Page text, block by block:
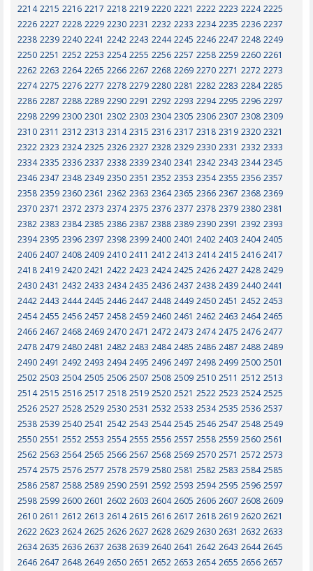
2214 2215 2216 2217 2218 2219 2220 2221 2222 2223 2224 2225
2226 2227 2228 2229 2230 2231 2232 2233 2234 2235 2236 2237
2238 2239 2240 2241 2242 2243 2244 2245 2246 2247 2248 2249
2250 2251 2252 2253 2254 2255 2256 2257 2258 2259 2260 2261
2262 2263 2264 2265 2266 2267 2268 2269 2270 2271 2272 2273
2274 2275 2276 2277 2278 2279 2280 2281 2282 2283 2284 2285
2286 2287 2288 2289 2290 2291 2292 2293 2294 2295 2296 2297
2298 2299 2300 2301 2302 2303 2304 2305 2306 2307 2308 2309
2310 2311 2312 2313 2314 2315 2316 2317 2318 2319 2320 2321
2322 2323 2324 2325 2326 2327 2328 2329 2330 2331 2332 2333
2334 2335 2336 2337 2338 2339 2340 2341 2342 2343 2344 2345
2346 2347 2348 2349 2350 2351 2352 2353 2354 2355 2356 2357
2358 2359 2360 2361 2362 2363 2364 2365 2366 2367 2368 2369
2370 2371 2372 2373 2374 2375 2376 2377 2378 2379 2380 2381
2382 2383 2384 2385 2386 2387 2388 2389 2390 2391 2392 2393
2394 2395 2396 2397 2398 2399 2400 2401 2402 2403 2404 2405
2406 2407 2408 2409 2410 2411 2412 2413 2414 2415 2416 2417
2418 2419 2420 2421 2422 2423 2424 2425 2426 2427 2428 2429
2430 2431 2432 2433 2434 2435 2436 2437 2438 2439 2440 2441
2442 2443 2444 2445 2446 2447 2448 2449 2450 2451 2452 2453
2454 2455 2456 2457 2458 2459 2460 2461 2462 2463 2464 2465
2466 2467 2468 2469 2470 2471 2472 2473 2474 2475 2476 2477
2478 2479 2480 2481 2482 2483 2484 2485 2486 2487 2488 2489
2490 2491 2492 2493 2494 2495 2496 2497 2498 2499 2500 2501
2502 2503 2504 2505 2506 2507 2508 2509 2510 2511 2512 2513
2514 2515 2516 2517 2518 2519 2520 2521 2522 2523 2524 2525
2526 2527 2528 2529 2530 2531 2532 2533 2534 2535 2536 2537
2538 2539 2540 2541 2542 2543 2544 2545 2546 2547 2548 2549
2550 2551 2552 2553 2554 2555 2556 2557 2558 2559 2560 2561
2562 2563 2564 2565 2566 2567 2568 2569 2570 2571 2572 2573
2574 2575 2576 2577 2578 2579 2580 2581 2582 2583 2584 2585
2586 2587 2588 2589 2590 2591 2592 2593 2594 2595 2596 2597
2598 2599 2600 2601 2602 2603 2604 2605 2606 2607 2608 2609
2610 2611 2612 2613 2614 2615 2616 2617 2618 2619 2620 2621
2622 2623 2624 2625 2626 2627 2628 2629 2630 2631 2632 2633
2634 2635 2636 2637 2638 2639 2640 2641 2642 2643 2644 2645
2646 2647 2648 2649 2650 2651 2652 2653 2654 2655 2656 2657